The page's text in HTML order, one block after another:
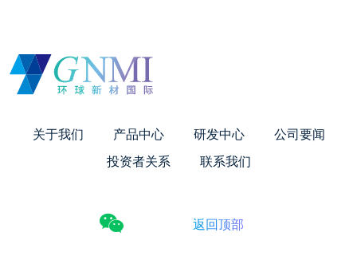
关于我们 产品中心 研发中心
公司要闻
投资者关系
联系我们
返回顶部